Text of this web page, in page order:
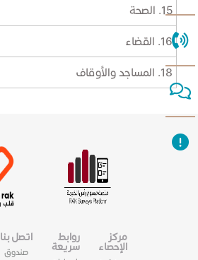
15. الصحة
16. القضاء
18. المساجد والأوقاف
مركز
الإحصاء
روابط
سريعة
اتصل بنا
صندوق